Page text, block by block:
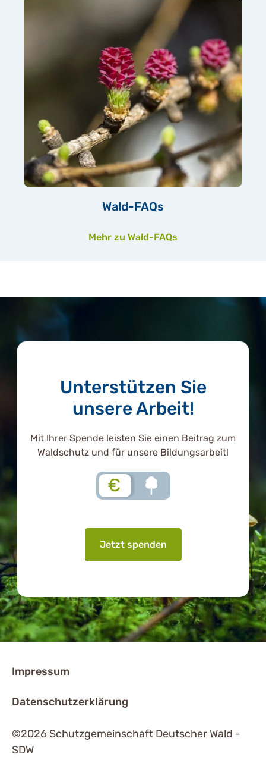
Wald-FAQs
Mehr zu Wald-FAQs
Unterstützen Sie
unsere Arbeit!
Mit Ihrer Spende leisten Sie einen Beitrag zum
Waldschutz und für unsere Bildungsarbeit!
€
Jetzt spenden
©2026 Schutzgemeinschaft Deutscher Wald -
SDW
Impressum
Datenschutzerklärung